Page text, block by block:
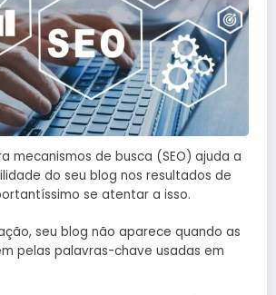
mecanismos de busca (SEO) ajuda a
do seu blog nos resultados de
se atentar a isso.
seu blog não aparece quando as
pelas palavras-chave usadas em